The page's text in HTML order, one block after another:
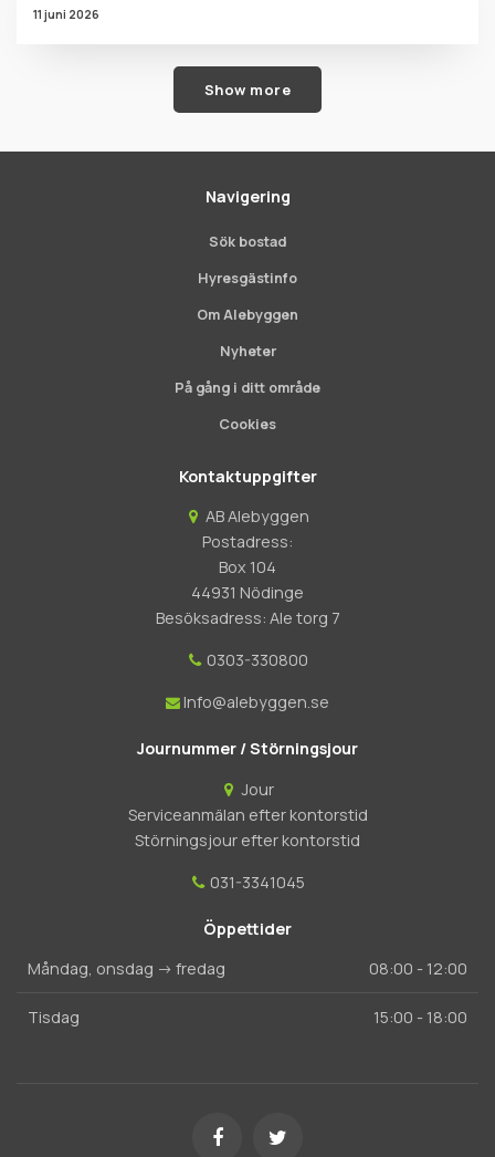
11 juni 2026
Show more
Navigering
Sök bostad
Hyresgästinfo
Om Alebyggen
Nyheter
På gång i ditt område
Cookies
Kontaktuppgifter
AB Alebyggen
Postadress:
Box 104
44931 Nödinge
Besöksadress: Ale torg 7
0303-330800
Info@alebyggen.se
Journummer / Störningsjour
Jour
Serviceanmälan efter kontorstid
Störningsjour efter kontorstid
031-3341045
Öppettider
08:00 - 12:00
Måndag, onsdag -> fredag
15:00 - 18:00
Tisdag